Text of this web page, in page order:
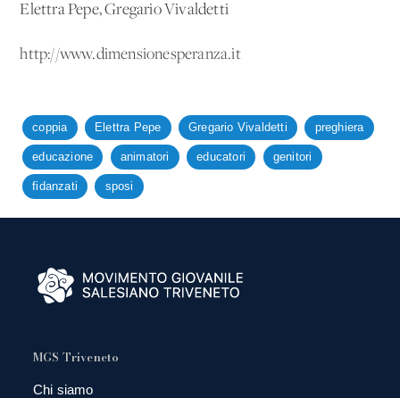
Elettra Pepe, Gregario Vivaldetti
http://www.dimensionesperanza.it
coppia Elettra Pepe Gregario Vivaldetti preghiera
educazione animatori educatori genitori
fidanzati sposi
MGS Triveneto
Chi siamo